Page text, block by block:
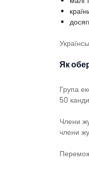
Як
Група
50
Члени
члени